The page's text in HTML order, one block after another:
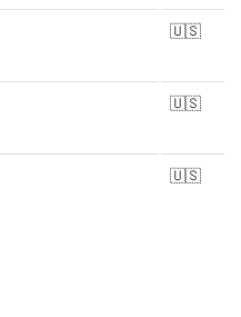
🇺🇸
🇺🇸
🇺🇸